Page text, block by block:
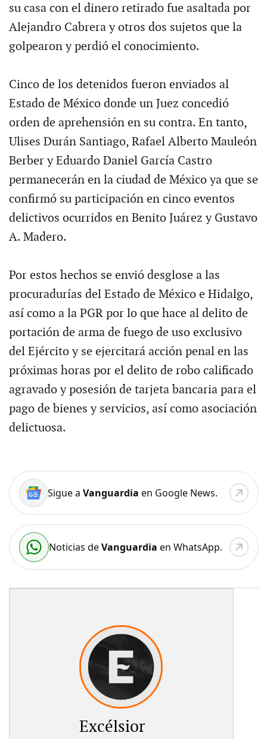
su casa con el dinero retirado fue asaltada por
Alejandro Cabrera y otros dos sujetos que la
golpearon y perdió el conocimiento.
Cinco de los detenidos fueron enviados al
Estado de México donde un Juez concedió
orden de aprehensión en su contra. En tanto,
Ulises Durán Santiago, Rafael Alberto Mauleón
Berber y Eduardo Daniel García Castro
permanecerán en la ciudad de México ya que se
confirmó su participación en cinco eventos
delictivos ocurridos en Benito Juárez y Gustavo
A. Madero.
Por estos hechos se envió desglose a las
procuradurías del Estado de México e Hidalgo,
así como a la PGR por lo que hace al delito de
portación de arma de fuego de uso exclusivo
del Ejército y se ejercitará acción penal en las
próximas horas por el delito de robo calificado
agravado y posesión de tarjeta bancaria para el
pago de bienes y servicios, así como asociación
delictuosa.
Sigue a Vanguardia en Google News.
Noticias deVanguardia en WhatsApp.
Excélsior